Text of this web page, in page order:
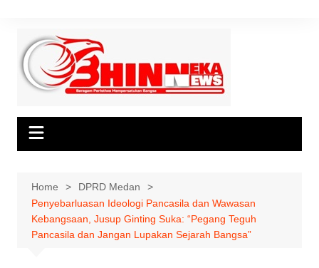
content
Home
DPRD Medan
Penyebarluasan Ideologi Pancasila dan Wawasan
Kebangsaan, Jusup Ginting Suka: “Pegang Teguh
Pancasila dan Jangan Lupakan Sejarah Bangsa”